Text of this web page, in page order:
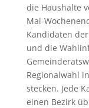
die Haushalte
Mai-
Kandidaten
und die
Regionalwahl
stecken. Jede
einen Bezirk